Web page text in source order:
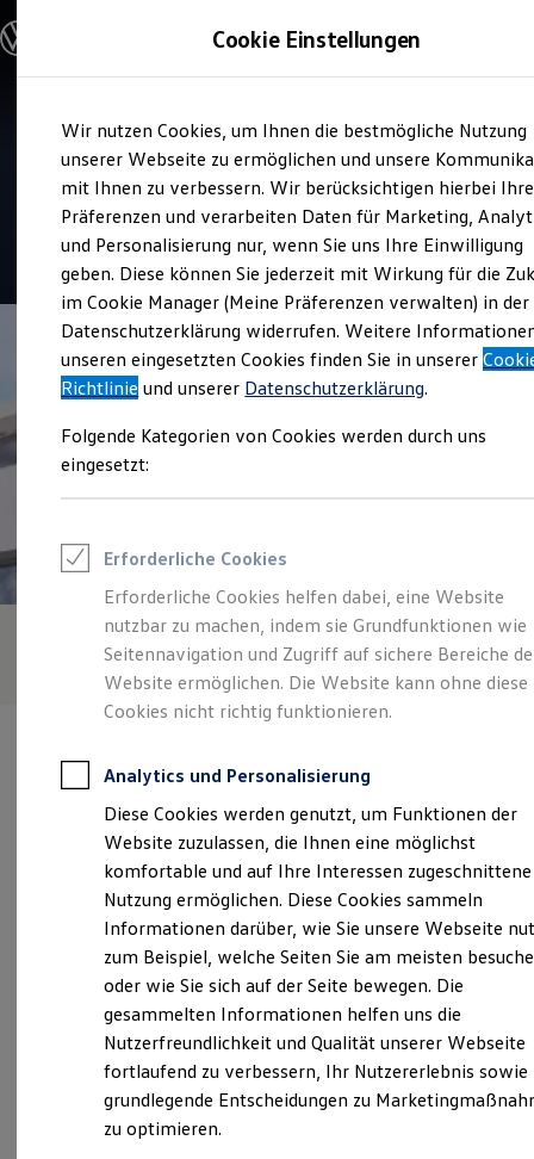
Hauptinhalt
springen
Footer
springen
Modelle & Konfigurator
Nutzfahrzeugkategorien entdecken
Modelle konfigurieren
Vorgängermodelle und Oldtimer
Vorgängermodelle
Oldtimer
Bulli Historie
Branchenlösungen & Gewerbekunden
Umbaulösungen und Hersteller finden
Auf- und Umbauten entdecken & konfigurieren
Groß- und Sonderkunden
Großkunden
Kommunen & Behörden
Journalisten
Sportvereine
Branchenlösungen
Gewerbliche Personenbeförderung
Service & mobile Werkstätten
Menschen mit Behinderung
Rettungsdienste
ONE Business ID Vorteile
Fahrzeugsuche & Marktplatz
Fahrzeugsuche
Fahrzeuge online kaufen
Digitaler Marktplatz
Kauf & Finanzierung
Online-Fahrzeugbewertung
Für Privatkunden
Für Gewerbekunden
Profi Paket
TopDeal
Gebrauchtwagen
ProfiPartner für Gebrauchtwagen
Zertifizierte Gebrauchtwagen
Finanzierung
Für Privatkunden
Für Gewerbekunden
Leasing
Für Privatkunden
Für Gewerbekunden
Versicherungen & Garantien
Garantien
Kfz-Versicherung für Nutzfahrzeuge
Restschuldversicherung
Wartungsverträge
Service
VHG Rittersbacher Standort
Grünstadt
4.6|43 Bewertungen
Verantwortlich für die Inhalte auf dieser Seite ist die VHG
Rittersbacher GmbH Standort Grünstadt
Impressum & Rechtliches)
Kirchheimer Straße 59b, 67269 Grünstadt
Montag-Freitag 07:00-18:00 Uhr
Samstag
Cookie Einstellungen
Wir nutzen Cookies, um Ihnen die bestmögliche Nutzung
unserer Webseite zu ermöglichen und unsere
mit Ihnen zu verbessern. Wir berücksichtigen hierbei Ihre
Präferenzen und verarbeiten Daten für Marketing,
und Personalisierung nur, wenn Sie uns Ihre Einwilligung
geben. Diese können Sie jederzeit mit Wirkung für die
im Cookie Manager (Meine Präferenzen verwalten) in der
Datenschutzerklärung widerrufen. Weitere
unseren eingesetzten Cookies finden Sie in unserer
Richtlinie und unserer Datenschutzerklärung.
Folgende Kategorien von Cookies werden durch uns
eingesetzt:
Erforderliche Cookies
Erforderliche Cookies helfen dabei, eine Website
nutzbar zu machen, indem sie Grundfunktionen wie
Seitennavigation und Zugriff auf sichere Bereiche
Website ermöglichen. Die Website kann ohne diese
Cookies nicht richtig funktionieren.
Analytics und Personalisierung
Diese Cookies werden genutzt, um Funktionen der
Website zuzulassen, die Ihnen eine möglichst
komfortable und auf Ihre Interessen zugeschnittene
Nutzung ermöglichen. Diese Cookies sammeln
Informationen darüber, wie Sie unsere Webseite
zum Beispiel, welche Seiten Sie am meisten
oder wie Sie sich auf der Seite bewegen. Die
gesammelten Informationen helfen uns die
Nutzerfreundlichkeit und Qualität unserer Webseite
fortlaufend zu verbessern, Ihr Nutzererlebnis sowie
grundlegende Entscheidungen zu
zu optimieren.